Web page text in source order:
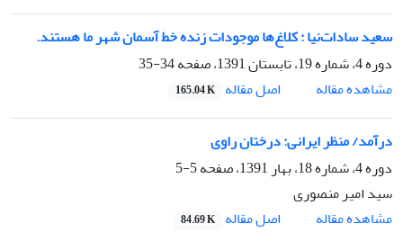
سعید سادات‌نیا : کلاغ‌ها موجودات زنده خط آسمان شهر ما هستند.
دوره 4، شماره 19، تابستان 1391، صفحه
34-35
مشاهده مقاله
اصل مقاله 165.04 K
درآمد/ منظر ایرانی: درختان راوی
دوره 4، شماره 18، بهار 1391، صفحه
5-5
سید امیر منصوری
مشاهده مقاله
اصل مقاله 84.69 K